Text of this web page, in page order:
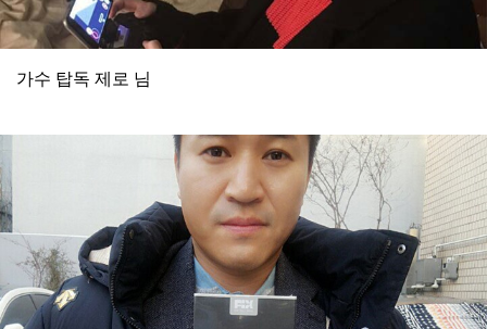
가수 탑독 제로 님